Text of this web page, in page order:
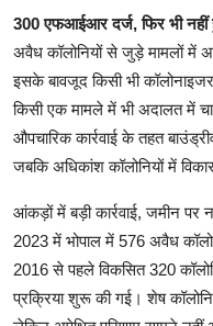
300 एफआईआर दर्ज, फिर भी नहीं
अवैध कॉलोनियों से जुड़े मामलों में
इसके बावजूद किसी भी कॉलोनाइजर
किसी एक मामले में भी अदालत में
औपचारिक कार्रवाई के तहत
जबकि अधिकांश कॉलोनियों में
आंकड़ों में बड़ी कार्रवाई, जमीन पर
2023 में भोपाल में 576 अवैध
2016 से पहले विकसित 320
प्रक्रिया शुरू की गई। शेष